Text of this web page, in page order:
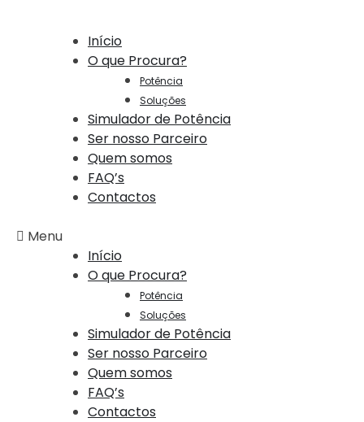
Início
O que Procura?
Potência
Soluções
Simulador de Potência
Ser nosso Parceiro
Quem somos
FAQ’s
Contactos
Menu
Início
O que Procura?
Potência
Soluções
Simulador de Potência
Ser nosso Parceiro
Quem somos
FAQ’s
Contactos